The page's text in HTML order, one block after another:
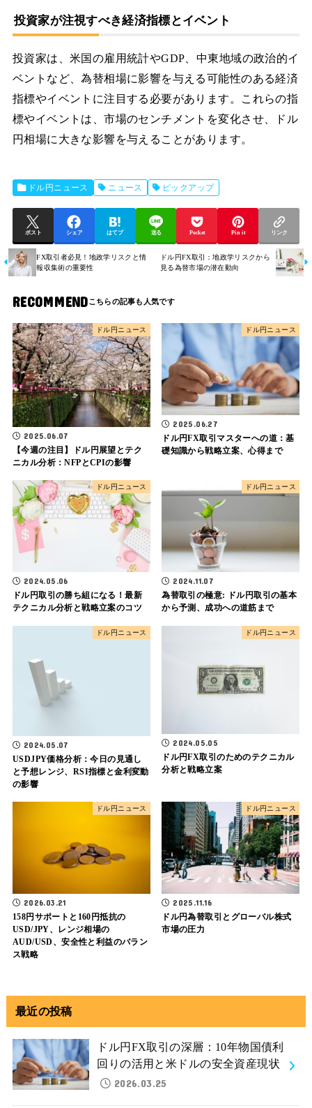
投資家が注視すべき経済指標とイベント
投資家は、米国の雇用統計やGDP、中東地域の政治的イ
ベントなど、為替相場に影響を与える可能性のある経済
指標やイベントに注目する必要があります。これらの指
標やイベントは、市場のセンチメントを変化させ、ドル
円相場に大きな影響を与えることがあります。
ドル円ニュース ニュース ピックアップ
ポスト シェア はてブ 送る Pocket Pin it リンク
FX取引者必見！地政学リスクと情
報収集術の重要性
ドル円FX取引：地政学リスクから
見る為替市場の潜在動向
RECOMMEND
ドル円ニュース
2025.06.07
【今週の注目】ドル円展望とテク
ニカル分析：NFPとCPIの影響
ドル円ニュース
2025.06.27
ドル円FX取引マスターへの道：基
礎知識から戦略立案、心得まで
ドル円ニュース
2024.05.06
ドル円取引の勝ち組になる！最新
テクニカル分析と戦略立案のコツ
ドル円ニュース
2024.11.07
為替取引の極意: ドル円取引の基本
から予測、成功への道筋まで
ドル円ニュース
2024.05.07
USDJPY価格分析：今日の見通し
と予想レンジ、RSI指標と金利変動
の影響
ドル円ニュース
2024.05.05
ドル円FX取引のためのテクニカル
分析と戦略立案
ドル円ニュース
2026.03.21
158円サポートと160円抵抗の
USD/JPY、レンジ相場の
AUD/USD、安全性と利益のバラン
ス戦略
ドル円ニュース
2025.11.16
ドル円為替取引とグローバル株式
市場の圧力
最近の投稿
ドル円FX取引の深層：10年物国債利
回りの活用と米ドルの安全資産現状
2026.03.25